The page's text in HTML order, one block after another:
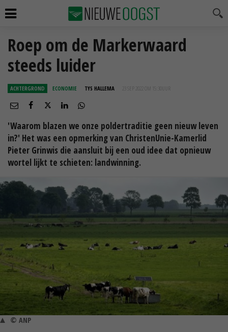
Roep om de Markerwaard
steeds luider
ACHTERGROND ECONOMIE TYS HALLEMA 23 SEP 2022 OM 15:30
'Waarom blazen we onze poldertraditie geen nieuw leven
in?' Het was een opmerking van ChristenUnie-Kamerlid
Pieter Grinwis die aansluit bij een oud idee dat opnieuw
wortel lijkt te schieten: landwinning.
© ANP